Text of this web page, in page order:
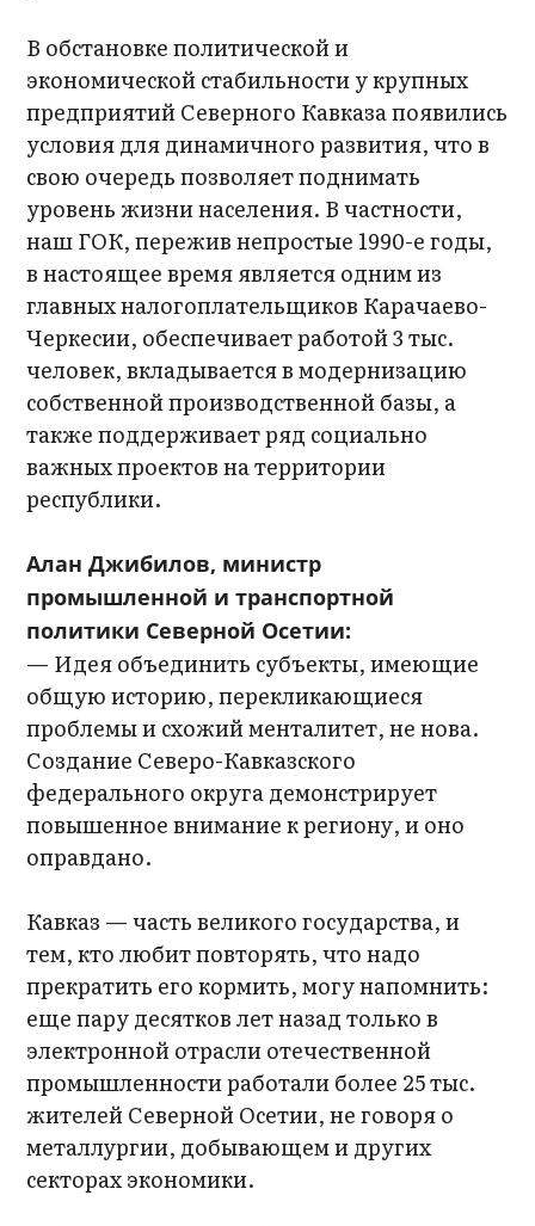
В обстановке политической и
экономической стабильности у крупных
предприятий Северного Кавказа появились
условия для динамичного развития, что в
свою очередь позволяет поднимать
уровень жизни населения. В частности,
наш ГОК, пережив непростые 1990-е годы,
в настоящее время является одним из
главных налогоплательщиков Карачаево-
Черкесии, обеспечивает работой 3 тыс.
человек, вкладывается в модернизацию
собственной производственной базы, а
также поддерживает ряд социально
важных проектов на территории
республики.
Алан Джибилов, министр
промышленной и транспортной
политики Северной Осетии:
— Идея объединить субъекты, имеющие
общую историю, перекликающиеся
проблемы и схожий менталитет, не нова.
Создание Северо-Кавказского
федерального округа демонстрирует
повышенное внимание к региону, и оно
оправдано.
Кавказ — часть великого государства, и
тем, кто любит повторять, что надо
прекратить его кормить, могу напомнить:
еще пару десятков лет назад только в
электронной отрасли отечественной
промышленности работали более 25 тыс.
жителей Северной Осетии, не говоря о
металлургии, добывающем и других
секторах экономики.